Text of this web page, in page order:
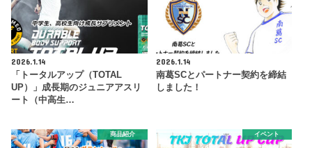
2026.1.14
「トータルアップ（TOTAL
UP）」成長期のジュニアアスリ
ート（中高生…
2026.1.14
南葛SCとパートナー契約を締結
しました！
商品紹介 イベント